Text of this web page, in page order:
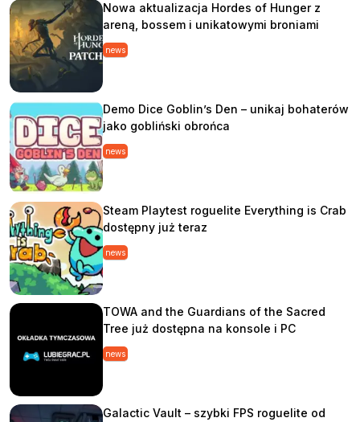
Nowa aktualizacja Hordes of Hunger z
areną, bossem i unikatowymi broniami
news
Demo Dice Goblin’s Den – unikaj bohaterów
jako gobliński obrońca
news
Steam Playtest roguelite Everything is Crab
dostępny już teraz
news
TOWA and the Guardians of the Sacred
Tree już dostępna na konsole i PC
news
Galactic Vault – szybki FPS roguelite od